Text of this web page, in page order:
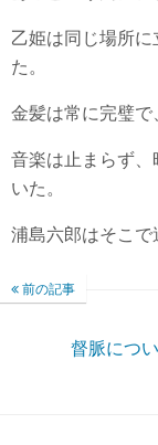
乙姫は同じ場所
た。
金髪は常に完璧で
音楽は止まらず、
いた。
浦島六郎はそこで
前の記事
督脈につ